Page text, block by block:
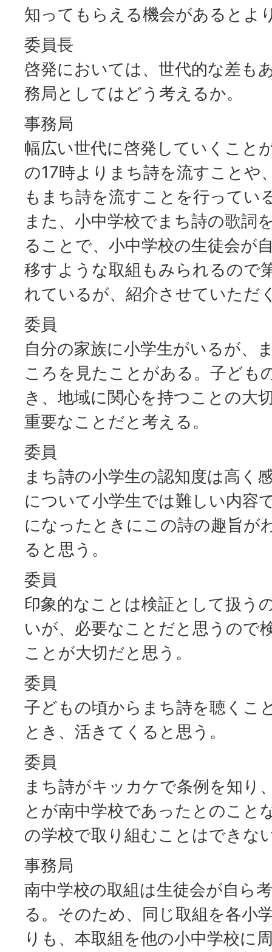
知ってもらえる機会があるとよ
委員長
啓発においては、世代的な差も
務局としてはどう考えるか。
事務局
幅広い世代に啓発していくこと
の17時よりまち詩を流すことや
もまち詩を流すことを行ってい
また、小中学校でまち詩の歌詞
ることで、小中学校の生徒会が
移すような取組もみられるので
れているが、紹介させていただ
委員
自分の家族に小学生がいるが、
ころを見たことがある。子ども
き、地域に関心を持つことの大
重要なことだと考える。
委員
まち詩の小学生の認知度は高く
について小学生では難しい内容
になったときにこの詩の趣旨が
ると思う。
委員
印象的なことは検証として扱う
いが、必要なことだと思うので
ことが大切だと思う。
委員
子どもの頃からまち詩を聴くこ
とき、活きてくると思う。
委員
まち詩がキッカケで条例を知り
とが南中学校であったとのこと
の学校で取り組むことはできな
事務局
南中学校の取組は生徒会が自ら
る。そのため、同じ取組を各小
りも、本取組を他の小中学校に